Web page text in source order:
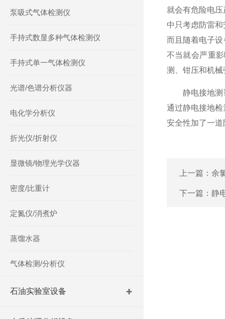
泵吸式气体检测仪
手持式数显多种气体检测仪
手持式单一气体检测仪
光谱/色谱分析仪器
电化学分析仪
折光仪/折射仪
显微镜/物理光学仪器
密度/比重计
定氮仪/消煮炉
蒸馏水器
气体检测/分析仪
石油实验室设备
就会有危险电
中只考虑防雷
而且随着电子
不当就会严重
测、钳压和机
静电接地测试
通过静电接地
安全性加了一道
上一篇： 余
下一篇： 静